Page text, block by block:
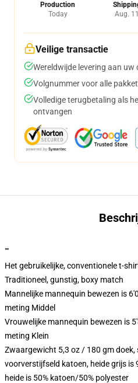
Production
Today
Aug. 11
Veilige transactie
Wereldwijde levering aan uw
Volgnummer voor alle
Volledige terugbetaling als
ontvangen
""
Het gebruikelijke, conventionele t-
Traditioneel, gunstig, boxy match
Mannelijke mannequin bewezen is
meting Middel
Vrouwelijke mannequin bewezen is
meting Klein
Zwaargewicht 5,3 oz / 180 gm doek,
voorverstijfseld katoen, heide grijs is
heide is 50% katoen/50% polyester